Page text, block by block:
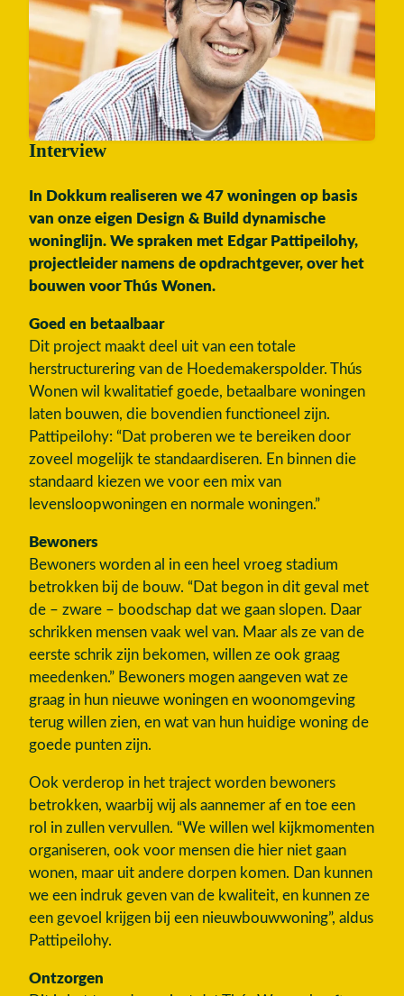
Interview
In Dokkum realiseren we 47 woningen op basis
van onze eigen Design & Build dynamische
woninglijn. We spraken met Edgar Pattipeilohy,
projectleider namens de opdrachtgever, over het
bouwen voor Thús Wonen.
Goed en betaalbaar
Dit project maakt deel uit van een totale
herstructurering van de Hoedemakerspolder. Thús
Wonen wil kwalitatief goede, betaalbare woningen
laten bouwen, die bovendien functioneel zijn.
Pattipeilohy: “Dat proberen we te bereiken door
zoveel mogelijk te standaardiseren. En binnen die
standaard kiezen we voor een mix van
levensloopwoningen en normale woningen.”
Bewoners
Bewoners worden al in een heel vroeg stadium
betrokken bij de bouw. “Dat begon in dit geval met
de – zware – boodschap dat we gaan slopen. Daar
schrikken mensen vaak wel van. Maar als ze van de
eerste schrik zijn bekomen, willen ze ook graag
meedenken.” Bewoners mogen aangeven wat ze
graag in hun nieuwe woningen en woonomgeving
terug willen zien, en wat van hun huidige woning de
goede punten zijn.
Ook verderop in het traject worden bewoners
betrokken, waarbij wij als aannemer af en toe een
rol in zullen vervullen. “We willen wel kijkmomenten
organiseren, ook voor mensen die hier niet gaan
wonen, maar uit andere dorpen komen. Dan kunnen
we een indruk geven van de kwaliteit, en kunnen ze
een gevoel krijgen bij een nieuwbouwwoning”, aldus
Pattipeilohy.
Ontzorgen